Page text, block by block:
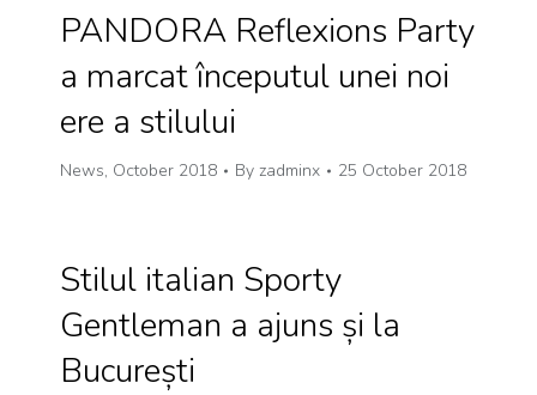
PANDORA Reflexions Party
a marcat începutul unei noi
ere a stilului
News, October 2018 By zadminx 25 October 2018
Stilul italian Sporty
Gentleman a ajuns și la
București